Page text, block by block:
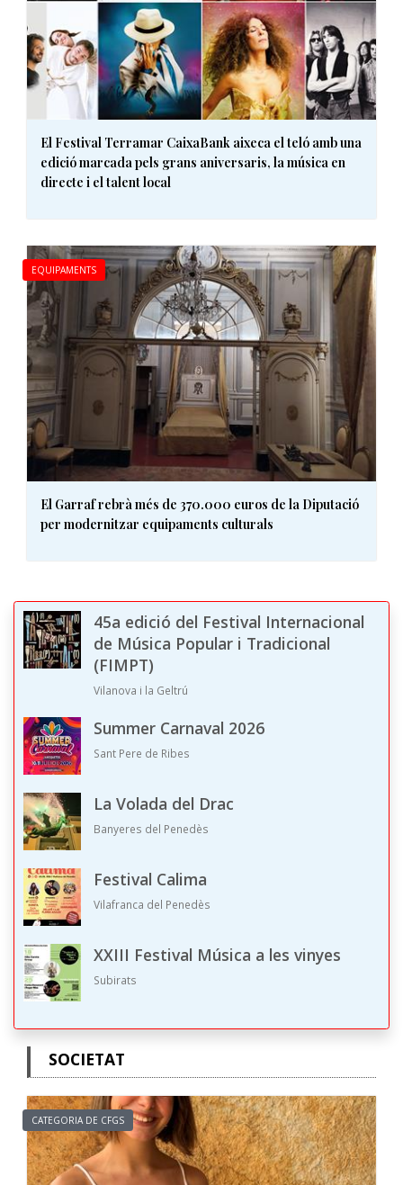
El Festival Terramar CaixaBank aixeca el teló amb una
edició marcada pels grans aniversaris, la música en
directe i el talent local
EQUIPAMENTS
El Garraf rebrà més de 370.000 euros de la Diputació
per modernitzar equipaments culturals
45a edició del Festival Internacional
de Música Popular i Tradicional
(FIMPT)
Vilanova i la Geltrú
Summer Carnaval 2026
Sant Pere de Ribes
La Volada del Drac
Banyeres del Penedès
Festival Calima
Vilafranca del Penedès
XXIII Festival Música a les vinyes
Subirats
SOCIETAT
CATEGORIA DE CFGS